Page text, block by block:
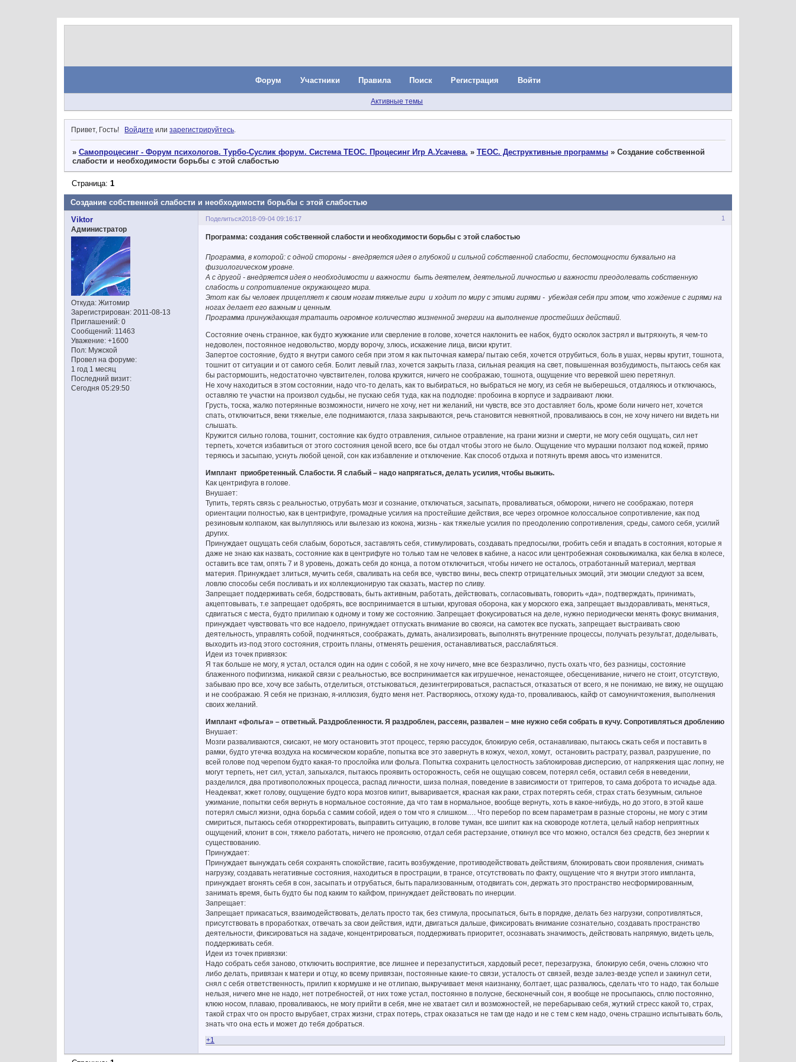
Форум Участники Правила Поиск Регистрация Войти
Активные темы
Привет, Гость! Войдите илизарегистрируйтесь
» Самопроцесинг - Форум психологов. Турбо-Суслик форум. Система ТЕОС. Процесинг Игр А.Усачева. » ТЕОС. Деструктивные программы » Создание собственной
слабости и необходимости борьбы с этой слабостью
Создание собственной слабости и необходимости борьбы с этой слабостью
Страница: 1
Поделиться 1
2018-09-04 09:16:17
Viktor
Администратор
Откуда: Житомир
Зарегистрирован: 2011-08-13
Приглашений: 0
Сообщений: 11463
Уважение: +1600
Пол: Мужской
Провел на форуме:
1 год 1 месяц
Последний визит:
Сегодня 05:29:50
Программа: создания собственной слабости и необходимости борьбы с этой слабостью
Программа, в которой: с одной стороны - внедряется идея о глубокой и сильной собственной слабости, беспомощности буквально на
физиологическом уровне.
А с другой - внедряется идея о необходимости и важности быть деятелем, деятельной личностью и важности преодолевать собственную
слабость и сопротивление окружающего мира.
Этот как бы человек прицепляет к своим ногам тяжелые гири и ходит по миру с этими гирями - убеждая себя при этом, что хождение с гирями на
ногах делает его важным и ценным.
Программа принуждающая тратаить огромное количество жизненной энергии на выполнение простейших действий.
Состояние очень странное, как будто жужжание или сверление в голове, хочется наклонить ее набок, будто осколок застрял и вытряхнуть, я чем-то
недоволен, постоянное недовольство, морду ворочу, злюсь, искажение лица, виски крутит.
Запертое состояние, будто я внутри самого себя при этом я как пыточная камера/ пытаю себя, хочется отрубиться, боль в ушах, нервы крутит, тошнота,
тошнит от ситуации и от самого себя. Болит левый глаз, хочется закрыть глаза, сильная реакция на свет, повышенная возбудимость, пытаюсь себя как
бы растормошить, недостаточно чувствителен, голова кружится, ничего не соображаю, тошнота, ощущение что веревкой шею перетянул.
Не хочу находиться в этом состоянии, надо что-то делать, как то выбираться, но выбраться не могу, из себя не выберешься, отдаляюсь и отключаюсь,
оставляю те участки на произвол судьбы, не пускаю себя туда, как на подлодке: пробоина в корпусе и задраивают люки.
Грусть, тоска, жалко потерянные возможности, ничего не хочу, нет ни желаний, ни чувств, все это доставляет боль, кроме боли ничего нет, хочется
спать, отключиться, веки тяжелые, еле поднимаются, глаза закрываются, речь становится невнятной, проваливаюсь в сон, не хочу ничего ни видеть ни
слышать.
Кружится сильно голова, тошнит, состояние как будто отравления, сильное отравление, на грани жизни и смерти, не могу себя ощущать, сил нет
терпеть, хочется избавиться от этого состояния ценой всего, все бы отдал чтобы этого не было. Ощущение что мурашки ползают под кожей, прямо
теряюсь и засыпаю, уснуть любой ценой, сон как избавление и отключение. Как способ отдыха и потянуть время авось что изменится.
Имплант приобретенный. Слабости. Я слабый – надо напрягаться, делать усилия, чтобы выжить.
Как центрифуга в голове.
Внушает:
Тупить, терять связь с реальностью, отрубать мозг и сознание, отключаться, засыпать, проваливаться, обмороки, ничего не соображаю, потеря
ориентации полностью, как в центрифуге, громадные усилия на простейшие действия, все через огромное колоссальное сопротивление, как под
резиновым колпаком, как вылупляюсь или вылезаю из кокона, жизнь - как тяжелые усилия по преодолению сопротивления, среды, самого себя, усилий
других.
Принуждает ощущать себя слабым, бороться, заставлять себя, стимулировать, создавать предпосылки, гробить себя и впадать в состояния, которые я
даже не знаю как назвать, состояние как в центрифуге но только там не человек в кабине, а насос или центробежная соковыжималка, как белка в колесе,
оставить все там, опять 7 и 8 уровень, дожать себя до конца, а потом отключиться, чтобы ничего не осталось, отработанный материал, мертвая
материя. Принуждает злиться, мучить себя, сваливать на себя все, чувство вины, весь спектр отрицательных эмоций, эти эмоции следуют за всем,
ловлю способы себя посливать и их коллекционирую так сказать, мастер по сливу.
Запрещает поддерживать себя, бодрствовать, быть активным, работать, действовать, согласовывать, говорить «да», подтверждать, принимать,
акцептовывать, т.е запрещает одобрять, все воспринимается в штыки, круговая оборона, как у морского ежа, запрещает выздоравливать, меняться,
сдвигаться с места, будто прилипаю к одному и тому же состоянию. Запрещает фокусироваться на деле, нужно периодически менять фокус внимания,
принуждает чувствовать что все надоело, принуждает отпускать внимание во свояси, на самотек все пускать, запрещает выстраивать свою
деятельность, управлять собой, подчиняться, соображать, думать, анализировать, выполнять внутренние процессы, получать результат, доделывать,
выходить из-под этого состояния, строить планы, отменять решения, останавливаться, расслабляться.
Идеи из точек привязок:
Я так больше не могу, я устал, остался один на один с собой, я не хочу ничего, мне все безразлично, пусть охать что, без разницы, состояние
блаженного пофигизма, никакой связи с реальностью, все воспринимается как игрушечное, ненастоящее, обесценивание, ничего не стоит, отсутствую,
забываю про все, хочу все забыть, отделиться, отстыковаться, дезинтегрироваться, распасться, отказаться от всего, я не понимаю, не вижу, не ощущаю
и не соображаю. Я себя не признаю, я-иллюзия, будто меня нет. Растворяюсь, отхожу куда-то, проваливаюсь, кайф от самоуничтожения, выполнения
своих желаний.
Имплант «фольга» – ответный. Раздробленности. Я раздроблен, рассеян, развален – мне нужно себя собрать в кучу. Сопротивляться дроблению
Внушает:
Мозги разваливаются, скисают, не могу остановить этот процесс, теряю рассудок, блокирую себя, останавливаю, пытаюсь сжать себя и поставить в
рамки, будто утечка воздуха на космическом корабле, попытка все это завернуть в кожух, чехол, хомут, остановить растрату, развал, разрушение, по
всей голове под черепом будто какая-то прослойка или фольга. Попытка сохранить целостность заблокировав дисперсию, от напряжения щас лопну, не
могут терпеть, нет сил, устал, запыхался, пытаюсь проявить осторожность, себя не ощущаю совсем, потерял себя, оставил себя в неведении,
разделился, два противоположных процесса, распад личности, шиза полная, поведение в зависимости от триггеров, то сама доброта то исчадье ада.
Неадекват, жжет голову, ощущение будто кора мозгов кипит, вываривается, красная как раки, страх потерять себя, страх стать безумным, сильное
ужимание, попытки себя вернуть в нормальное состояние, да что там в нормальное, вообще вернуть, хоть в какое-нибудь, но до этого, в этой каше
потерял смысл жизни, одна борьба с самим собой, идея о том что я слишком…. Что перебор по всем параметрам в разные стороны, не могу с этим
смириться, пытаюсь себя откорректировать, выправить ситуацию, в голове туман, все шипит как на сковороде котлета, целый набор неприятных
ощущений, клонит в сон, тяжело работать, ничего не проясняю, отдал себя растерзание, откинул все что можно, остался без средств, без энергии к
существованию.
Принуждает:
Принуждает вынуждать себя сохранять спокойствие, гасить возбуждение, противодействовать действиям, блокировать свои проявления, снимать
нагрузку, создавать негативные состояния, находиться в прострации, в трансе, отсутствовать по факту, ощущение что я внутри этого импланта,
принуждает вгонять себя в сон, засыпать и отрубаться, быть парализованным, отодвигать сон, держать это пространство несформированным,
занимать время, быть будто бы под каким то кайфом, принуждает действовать по инерции.
Запрещает:
Запрещает прикасаться, взаимодействовать, делать просто так, без стимула, просыпаться, быть в порядке, делать без нагрузки, сопротивляться,
присутствовать в проработках, отвечать за свои действия, идти, двигаться дальше, фиксировать внимание сознательно, создавать пространство
деятельности, фиксироваться на задаче, концентрироваться, поддерживать приоритет, осознавать значимость, действовать напрямую, видеть цель,
поддерживать себя.
Идеи из точек привязки:
Надо собрать себя заново, отключить восприятие, все лишнее и перезапуститься, хардовый ресет, перезагрузка, блокирую себя, очень сложно что
либо делать, привязан к матери и отцу, ко всему привязан, постоянные какие-то связи, усталость от связей, везде залез-везде успел и закинул сети,
снял с себя ответственность, прилип к кормушке и не отлипаю, выкручивает меня наизнанку, болтает, щас развалюсь, сделать что то надо, так больше
нельзя, ничего мне не надо, нет потребностей, от них тоже устал, постоянно в полусне, бесконечный сон, я вообще не просыпаюсь, сплю постоянно,
клюю носом, плаваю, проваливаюсь, не могу прийти в себя, мне не хватает сил и возможностей, не перебарываю себя, жуткий стресс какой то, страх,
такой страх что он просто вырубает, страх жизни, страх потерь, страх оказаться не там где надо и не с тем с кем надо, очень страшно испытывать боль,
знать что она есть и может до тебя добраться.
+1